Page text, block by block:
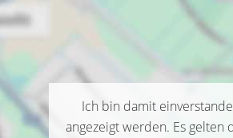
Ich bin damit
angezeigt werden. Es gelten